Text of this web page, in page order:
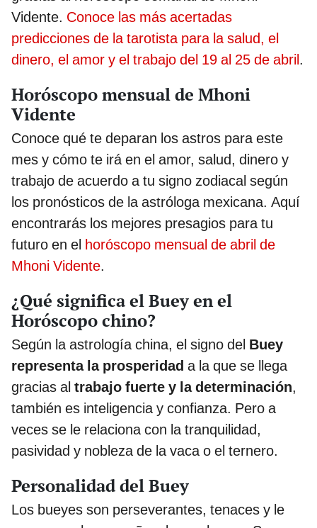
Vidente. Conoce las más acertadas
predicciones de la tarotista para la salud, el
dinero, el amor y el trabajo del 19 al 25 de abril.
Horóscopo mensual de Mhoni
Vidente
Conoce qué te deparan los astros para este
mes y cómo te irá en el amor, salud, dinero y
trabajo de acuerdo a tu signo zodiacal según
los pronósticos de la astróloga mexicana. Aquí
encontrarás los mejores presagios para tu
futuro en el horóscopo mensual de abril de
Mhoni Vidente.
¿Qué significa el Buey en el
Horóscopo chino?
Según la astrología china, el signo del Buey
representa la prosperidad a la que se llega
gracias al trabajo fuerte y la determinación,
también es inteligencia y confianza. Pero a
veces se le relaciona con la tranquilidad,
pasividad y nobleza de la vaca o el ternero.
Personalidad del Buey
Los bueyes son perseverantes, tenaces y le